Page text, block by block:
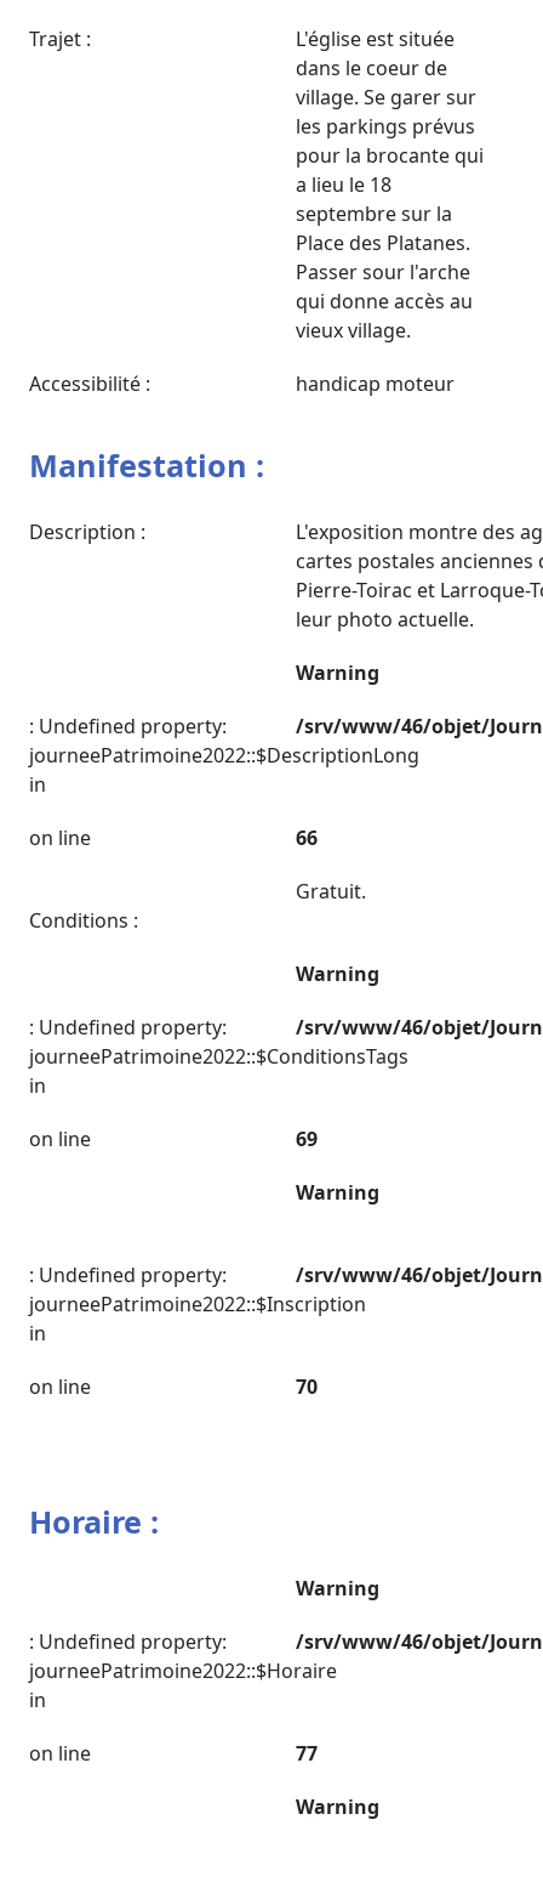
Trajet :
L'église est située
dans le coeur de
village. Se garer sur
les parkings prévus
pour la brocante qui
a lieu le 18
septembre sur la
Place des Platanes.
Passer sour l'arche
qui donne accès au
vieux village.
Accessibilité :
handicap moteur
Manifestation :
Description :
L'exposition montre des
cartes postales anciennes
Pierre-Toirac et Larroque-
leur photo actuelle.
Warning
: Undefined property:
journeePatrimoine2022::$DescriptionLong
in
/srv/www/46/objet/
on line 66
Conditions :
Gratuit.
Warning
: Undefined property:
journeePatrimoine2022::$ConditionsTags
in
/srv/www/46/objet/
on line
69
Warning
: Undefined property:
journeePatrimoine2022::$Inscription
in
/srv/www/46/objet/
on line 70
Horaire :
Warning
: Undefined property:
journeePatrimoine2022::$Horaire
in
/srv/www/46/objet/
on line
77
Warning